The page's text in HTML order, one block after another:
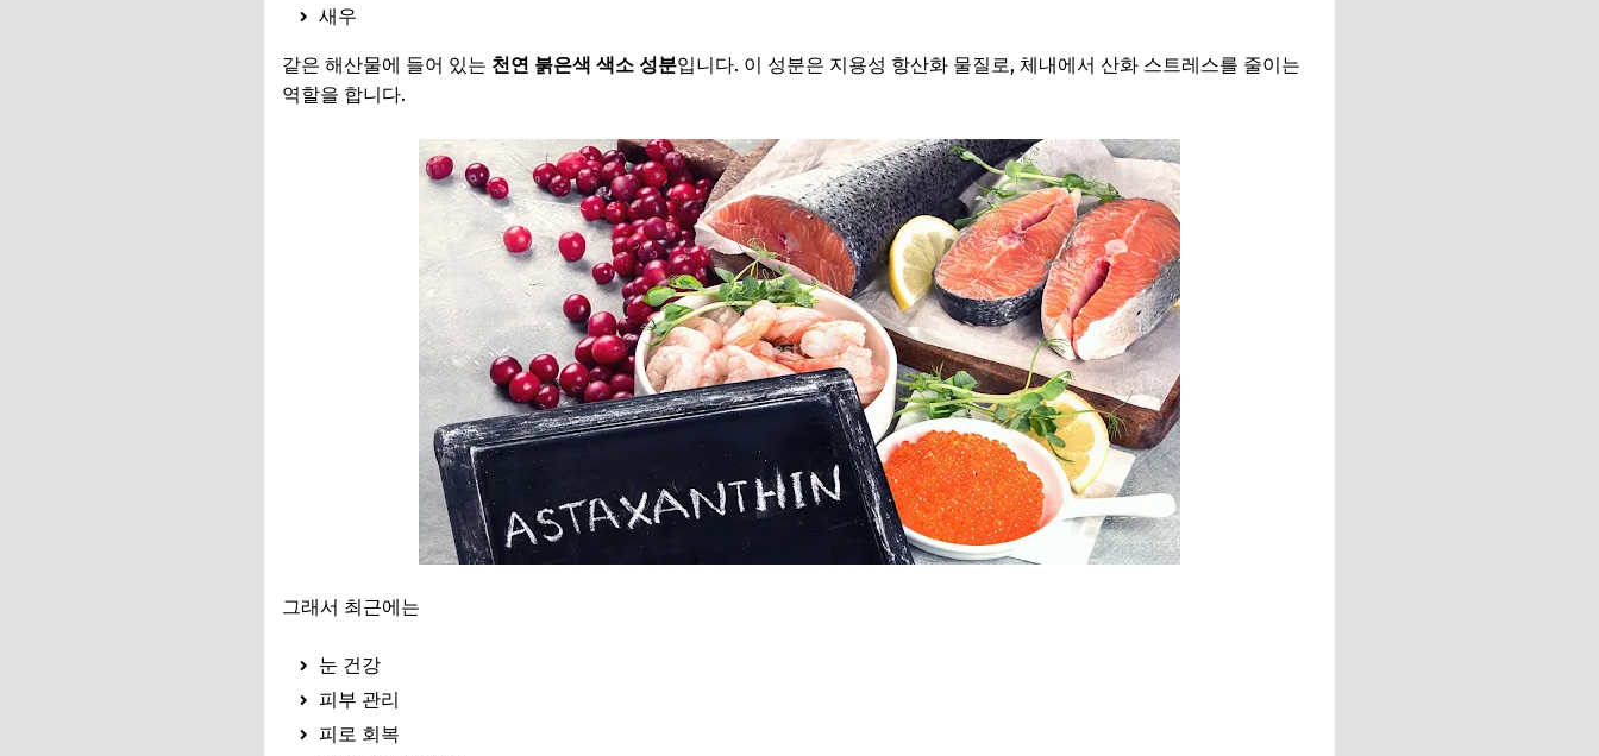
새우
같은 해산물에 들어 있는 천연 붉은색 색소 성분입니다. 이 성분은 지용성 항산화 물질로, 체내에서 산화 스트레스를 줄이는
역할을 합니다.
그래서 최근에는
눈 건강
피부 관리
피로 회복